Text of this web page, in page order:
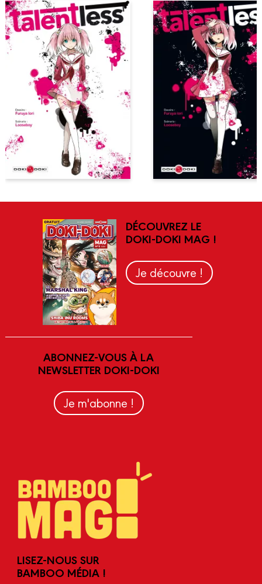
DÉCOUVREZ LE
DOKI-DOKI MAG !
Je découvre !
ABONNEZ-VOUS À LA
NEWSLETTER DOKI-DOKI
Je m'abonne !
LISEZ-NOUS SUR
BAMBOO MÉDIA !